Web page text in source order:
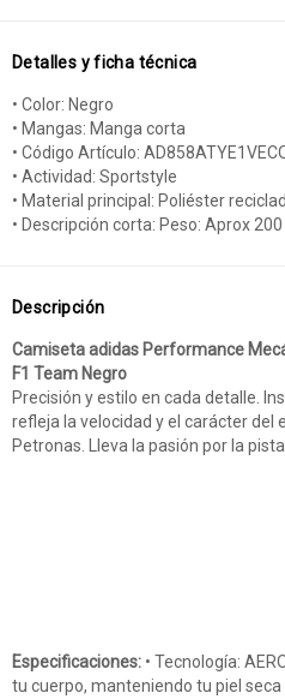
Detalles y ficha técnica
• Color: Negro
• Mangas: Manga corta
• Código Artículo:
• Actividad: Sportstyle
• Material principal: Poliéster
• Descripción corta: Peso: Aprox 200
Descripción
Camiseta adidas Performance
F1 Team Negro
Precisión y estilo en cada detalle.
refleja la velocidad y el carácter del
Petronas. Lleva la pasión por la
Especificaciones: • Tecnología:
tu cuerpo, manteniendo tu piel